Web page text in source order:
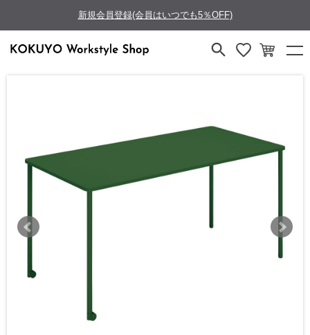
新規会員登録(会員はいつでも5％OFF)